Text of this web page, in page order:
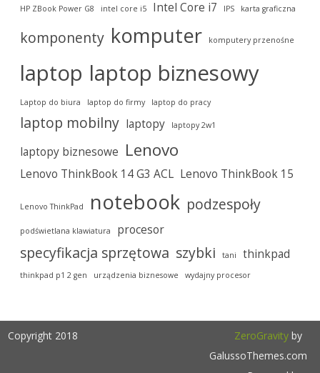
HP ZBook Power G8 intel core i5 Intel Core i7 IPS karta graficzna
komponenty komputer komputery przenośne
laptop laptop biznesowy
Laptop do biura laptop do firmy laptop do pracy
laptop mobilny laptopy laptopy 2w1
laptopy biznesowe Lenovo
Lenovo ThinkBook 14 G3 ACL Lenovo ThinkBook 15
Lenovo ThinkPad notebook podzespoły
podświetlana klawiatura procesor
specyfikacja sprzętowa szybki tani thinkpad
thinkpad p1 2 gen urządzenia biznesowe wydajny procesor
Copyright 2018 ZeroGravityby
GalussoThemes.com